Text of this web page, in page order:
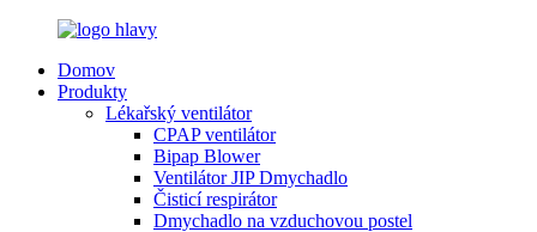
Domov
Produkty
Lékařský ventilátor
CPAP ventilátor
Bipap Blower
Ventilátor JIP Dmychadlo
Čisticí respirátor
Dmychadlo na vzduchovou postel